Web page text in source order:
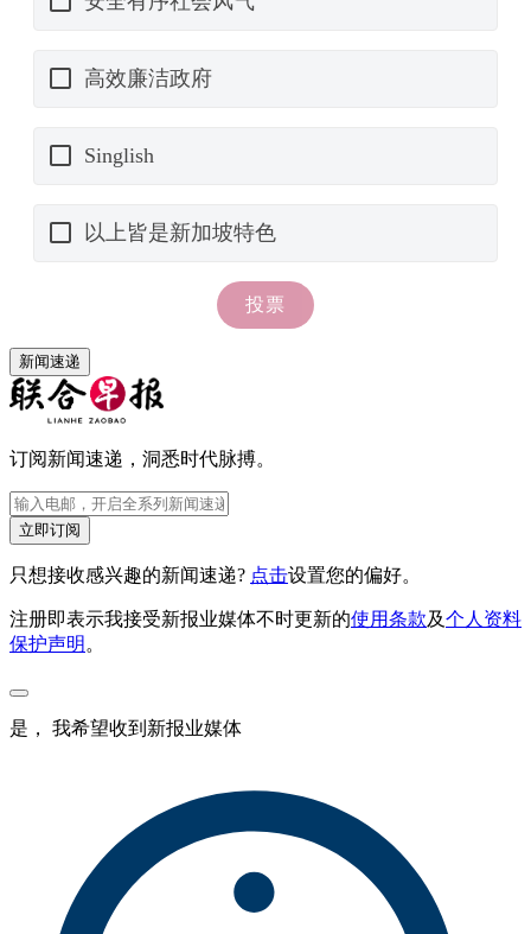
新闻速递
订阅新闻速递，洞悉时代脉搏。
立即订阅
只想接收感兴趣的新闻速递? 点击设置您的偏好。
注册即表示我接受新报业媒体不时更新的使用条款及个人资料
保护声明 。
是， 我希望收到新报业媒体